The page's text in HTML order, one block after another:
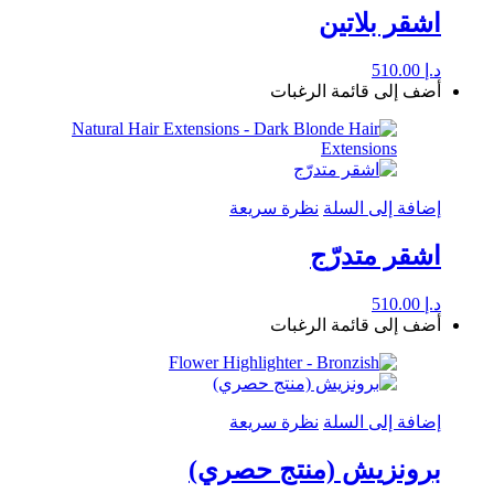
اشقر بلاتين
د.إ
أضف إلى قائمة الرغبات
إضافة إلى السلة نظرة سريعة
اشقر متدرّج
د.إ
أضف إلى قائمة الرغبات
إضافة إلى السلة نظرة سريعة
برونزيش (منتج حصري)